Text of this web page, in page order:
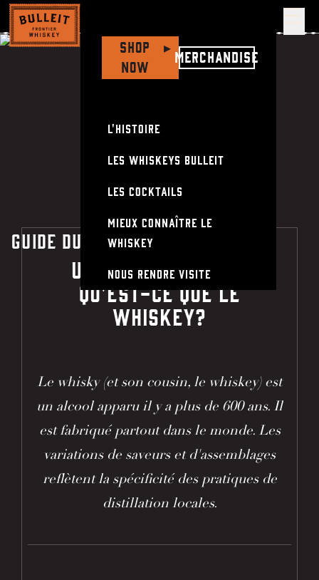
Shop
Now
▸
Merchandise
L'Histoire
Les Whiskeys Bulleit
Les cocktails
Mieux connaître le
whiskey
Nous rendre visite
Barrels of Whiskey
GUIDE DU WHISKEY BULLEIT
UN PEU D'HISTOIRE :
QU'EST-CE QUE LE
WHISKEY?
Le whisky (et son cousin, le whiskey) est
un alcool apparu il y a plus de 600 ans. Il
est fabriqué partout dans le monde. Les
variations de saveurs et d'assemblages
reflètent la spécificité des pratiques de
distillation locales.